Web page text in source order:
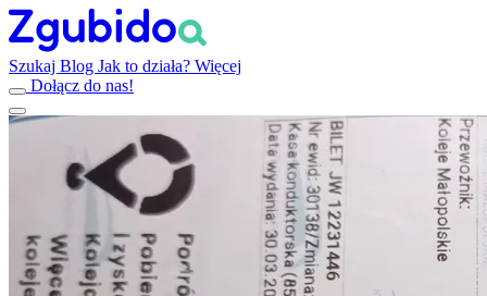
Szukaj Blog Jak to działa? Więcej
Dołącz do nas!